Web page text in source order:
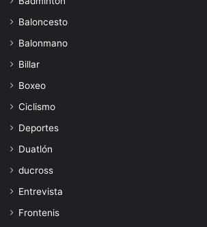
Baloncesto
Balonmano
Billar
Boxeo
Ciclismo
Deportes
Duatlón
ducross
Entrevista
Frontenis